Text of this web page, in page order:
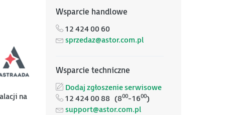
na
Wsparcie handlowe
12 424 00 60
sprzedaz@astor.com.pl
Wsparcie techniczne
Dodaj zgłoszenie serwisowe
12 424 00 88 (800-1600)
support@astor.com.pl